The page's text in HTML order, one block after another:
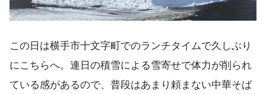
この日は横手市十文字町でのランチタイムで久しぶり
にこちらへ。連日の積雪による雪寄せで体力が削られ
ている感があるので、普段はあまり頼まない中華そば